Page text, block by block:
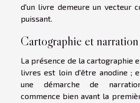
d'un livre demeure un vecteur
puissant.
Cartographie et
La présence de la cartographie
livres est loin d'être anodine ;
une démarche de
commence bien avant la